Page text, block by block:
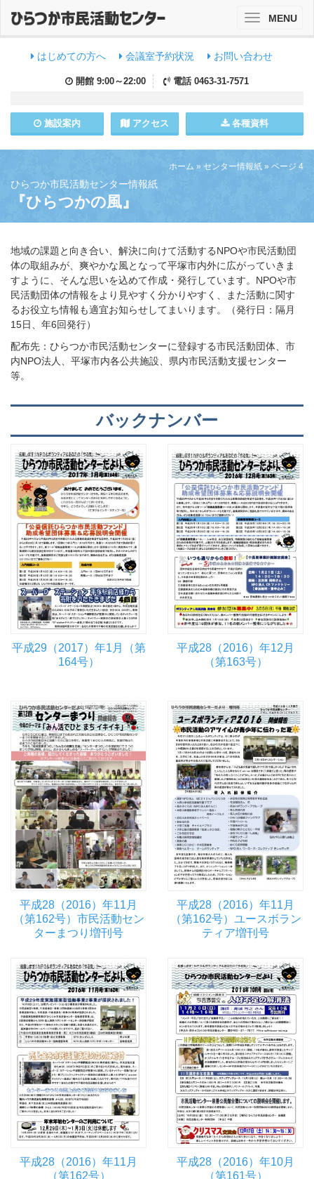
はじめての方へ 会議室予約状況 お問い合わせ
開館 9:00～22:00 電話 0463-31-7571
施設案内 アクセス 各種資料
ToggleMENU
ホーム » センター情報紙 » ページ 4
ひらつか市民活動センター情報紙
『ひらつかの風』
地域の課題と向き合い、解決に向けて活動するNPOや市民活動団
体の取組みが、爽やかな風となって平塚市内外に広がっていきま
すように、そんな思いを込めて作成・発行しています。NPOや市
民活動団体の情報をより見やすく分かりやすく、また活動に関す
るお役立ち情報も適宜お知らせしてまいります。（発行日：隔月
15日、年6回発行）
配布先：ひらつか市民活動センターに登録する市民活動団体、市
内NPO法人、平塚市内各公共施設、県内市民活動支援センター
等。
バックナンバー
平成29（2017）年1月（第
164号）
平成28（2016）年12月
（第163号）
平成28（2016）年11月
（第162号）市民活動セン
ターまつり増刊号
平成28（2016）年11月
（第162号）ユースボラン
ティア増刊号
平成28（2016）年11月
（第162号）
平成28（2016）年10月
（第161号）